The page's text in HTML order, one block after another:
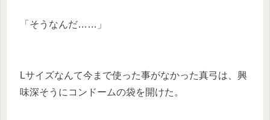
「そうなんだ……」
Lサイズなんて今まで使った事がなかった真弓は、興
味深そうにコンドームの袋を開けた。